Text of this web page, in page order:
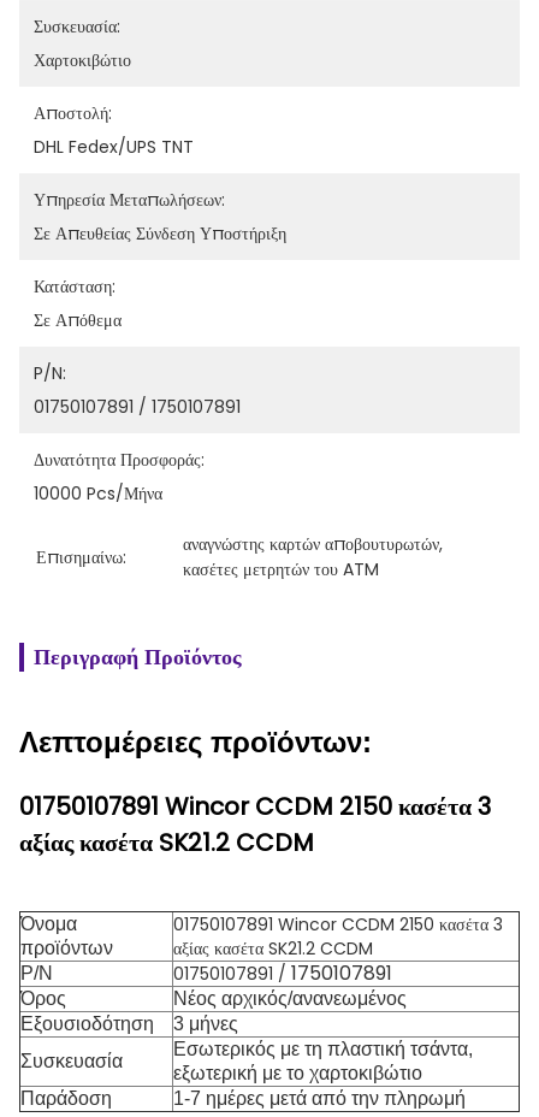
Συσκευασία:
Χαρτοκιβώτιο
Αποστολή:
DHL Fedex/UPS TNT
Υπηρεσία Μεταπωλήσεων:
Σε Απευθείας Σύνδεση Υποστήριξη
Κατάσταση:
Σε Απόθεμα
P/N:
01750107891 / 1750107891
Δυνατότητα Προσφοράς:
10000 Pcs/μήνα
Επισημαίνω:
αναγνώστης καρτών αποβουτυρωτών,
κασέτες μετρητών του ATM
Περιγραφή Προϊόντος
Λεπτομέρειες προϊόντων:
01750107891 Wincor CCDM 2150 κασέτα 3
αξίας κασέτα SK21.2 CCDM
Όνομα
προϊόντων
01750107891 Wincor CCDM 2150 κασέτα 3
αξίας κασέτα SK21.2 CCDM
P/N 01750107891 / 1750107891
Όρος
Νέος αρχικός/ανανεωμένος
Εξουσιοδότηση
3 μήνες
Συσκευασία
Εσωτερικός με τη πλαστική τσάντα,
εξωτερική με το χαρτοκιβώτιο
Παράδοση
1-7 ημέρες μετά από την πληρωμή